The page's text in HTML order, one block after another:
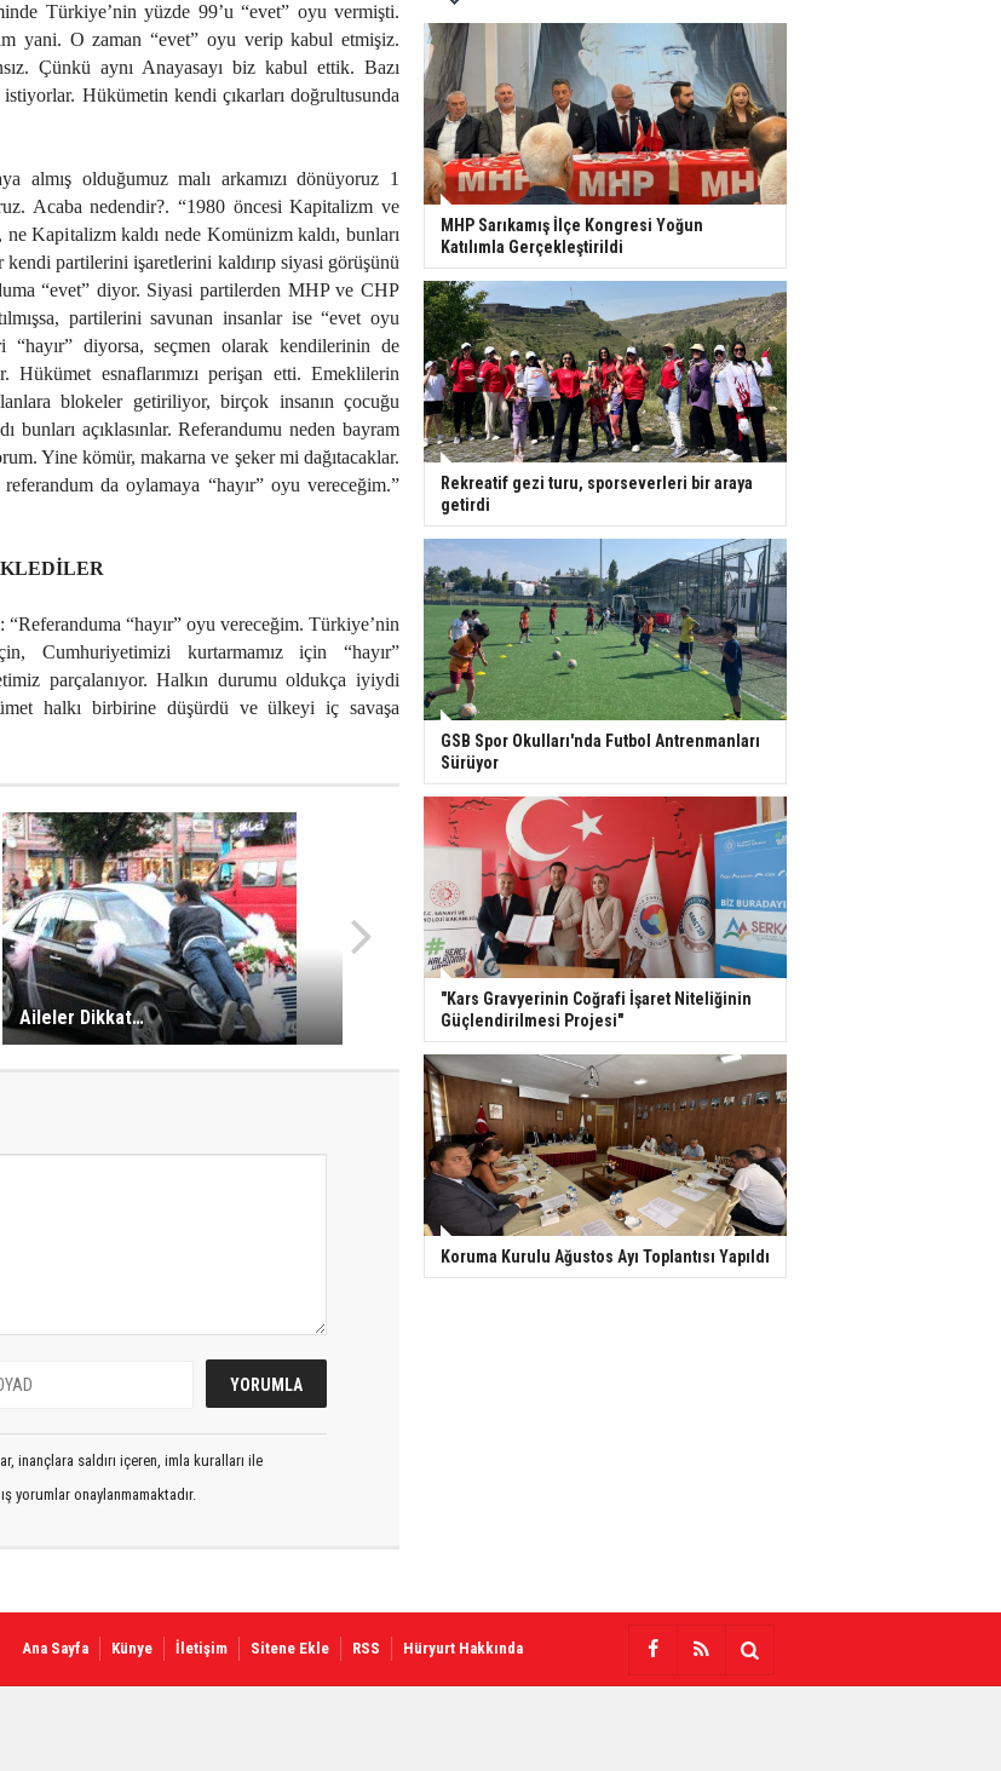
Türkiye’nin yüzde 99’u “evet” oyu vermişti.
yani. O zaman “evet” oyu verip kabul etmişiz.
Çünkü aynı Anayasayı biz kabul ettik. Bazı
Hükümetin kendi çıkarları doğrultusunda
almış olduğumuz malı arkamızı dönüyoruz 1
Acaba nedendir?. “1980 öncesi Kapitalizm ve
Kapitalizm kaldı nede Komünizm kaldı, bunları
kendi partilerini işaretlerini kaldırıp siyasi görüşünü
“evet” diyor. Siyasi partilerden MHP ve CHP
partilerini savunan insanlar ise “evet oyu
“hayır” diyorsa, seçmen olarak kendilerinin de
Hükümet esnaflarımızı perişan etti. Emeklilerin
blokeler getiriliyor, birçok insanın çocuğu
bunları açıklasınlar. Referandumu neden bayram
Yine kömür, makarna ve şeker mi dağıtacaklar.
referandum da oylamaya “hayır” oyu vereceğim.”
“Referanduma “hayır” oyu vereceğim. Türkiye’nin
Cumhuriyetimizi kurtarmamız için “hayır”
parçalanıyor. Halkın durumu oldukça iyiydi
halkı birbirine düşürdü ve ülkeyi iç savaşa
Aileler Dikkat…
inançlara saldırı içeren, imla kuralları ile
yorumlar onaylanmamaktadır.
MHP Sarıkamış İlçe Kongresi Yoğun
Katılımla Gerçekleştirildi
Rekreatif gezi turu, sporseverleri bir araya
getirdi
GSB Spor Okulları'nda Futbol Antrenmanları
Sürüyor
"Kars Gravyerinin Coğrafi İşaret Niteliğinin
Güçlendirilmesi Projesi"
Koruma Kurulu Ağustos Ayı Toplantısı Yapıldı
Ana Sayfa Künye İletişim Sitene Ekle RSS Hüryurt Hakkında